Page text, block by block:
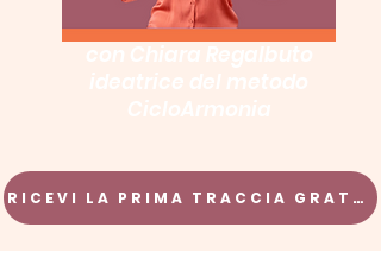
RICEVI LA PRIMA TRACCIA GRATIS